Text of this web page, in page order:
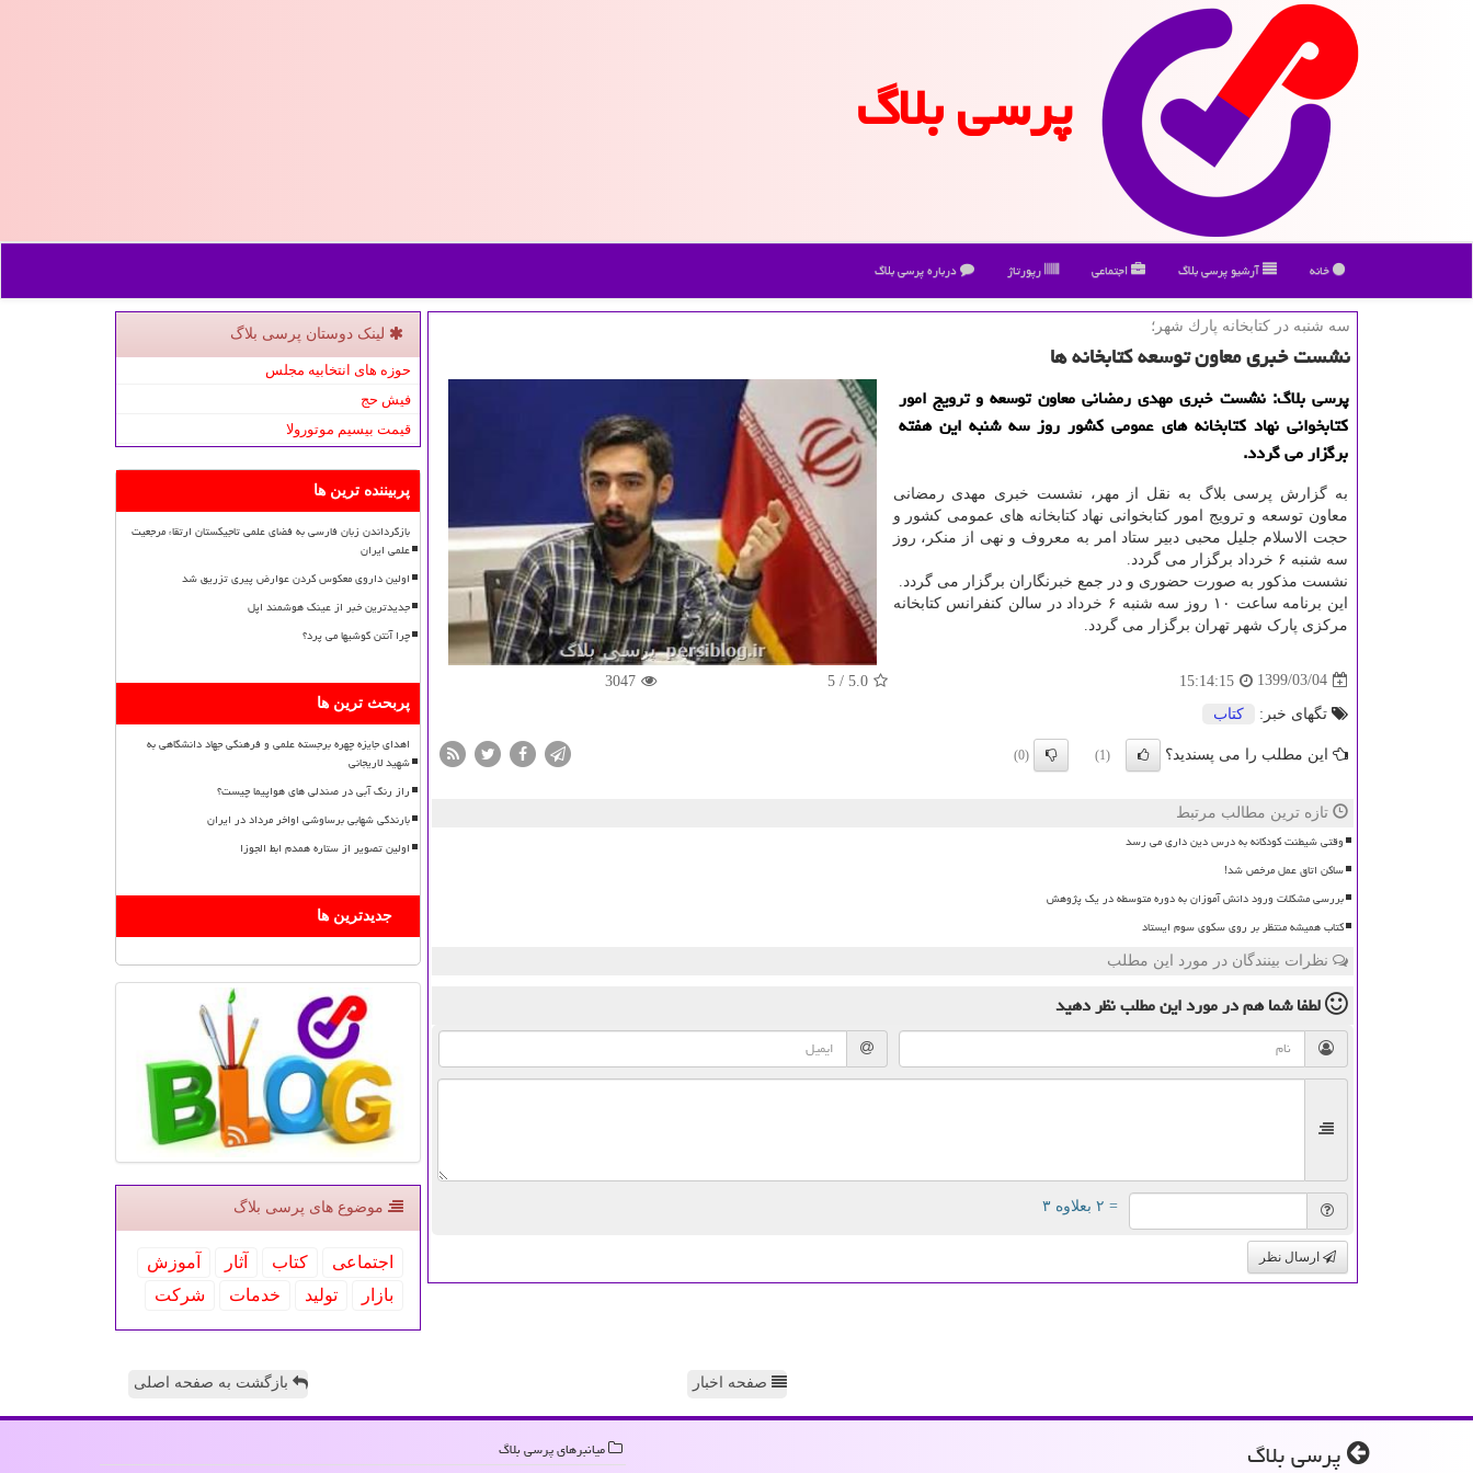
پرسی بلاگ
خانه آرشیو پرسی بلاگ اجتماعی رپورتاژ درباره پرسی بلاگ
سه شنبه در كتابخانه پارك شهر؛
نشست خبری معاون توسعه كتابخانه ها
پرسی بلاگ: نشست خبری مهدی رمضانی معاون توسعه و ترویج امور
كتابخوانی نهاد كتابخانه های عمومی كشور روز سه شنبه این هفته
برگزار می گردد.
به گزارش پرسی بلاگ به نقل از مهر، نشست خبری مهدی رمضانی
معاون توسعه و ترویج امور کتابخوانی نهاد کتابخانه های عمومی کشور و
حجت الاسلام جلیل محبی دبیر ستاد امر به معروف و نهی از منکر، روز
سه شنبه ۶ خرداد برگزار می گردد.
نشست مذکور به صورت حضوری و در جمع خبرنگاران برگزار می گردد.
این برنامه ساعت ۱۰ روز سه شنبه ۶ خرداد در سالن کنفرانس کتابخانه
مرکزی پارک شهر تهران برگزار می گردد.
1399/03/04
15:14:15
5.0
/ 5
3047
تگهای خبر: كتاب
این مطلب را می پسندید؟ (1)
(0)
تازه ترین مطالب مرتبط
وقتی شیطنت کودکانه به درس دین داری می رسد
ساکن اتاق عمل مرخص شد!
بررسی مشکلات ورود دانش آموزان به دوره متوسطه در یک پژوهش
کتاب همیشه منتظر بر روی سکوی سوم ایستاد
نظرات بینندگان در مورد این مطلب
لطفا شما همدر مورد این مطلبنظر دهید
= ۲ بعلاوه ۳
ارسال نظر
لینک دوستان پرسی بلاگ
حوزه های انتخابیه مجلس
فیش حج
قیمت بیسیم موتورولا
پربیننده ترین ها
بازگرداندن زبان فارسی به فضای علمی تاجیکستان ارتقاء مرجعیت
علمی ایران
اولین داروی معکوس کردن عوارض پیری تزریق شد
جدیدترین خبر از عینک هوشمند اپل
چرا آنتن گوشیها می پرد؟
پربحث ترین ها
اهدای جایزه چهره برجسته علمی و فرهنگی جهاد دانشگاهی به
شهید لاریجانی
راز رنگ آبی در صندلی های هواپیما چیست؟
بارندگی شهابی برساوشی اواخر مرداد در ایران
اولین تصویر از ستاره همدم ابط الجوزا
جدیدترین ها
موضوع های پرسی بلاگ
اجتماعی كتاب آثار
آموزش
بازار
تولید خدمات شركت
صفحه اخبار بازگشت به صفحه اصلی
پرسی بلاگ میانبرهای پرسی بلاگ